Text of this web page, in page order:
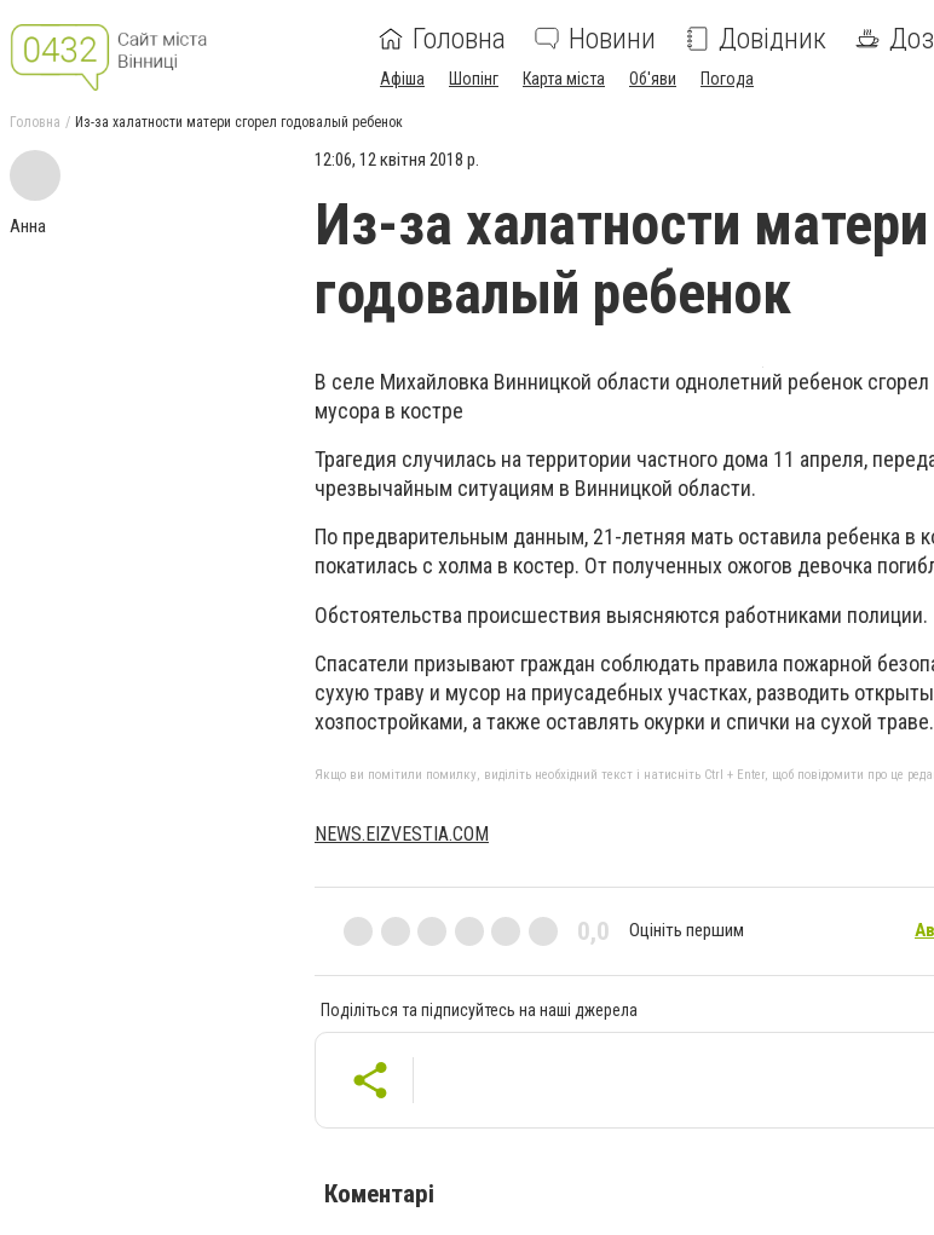
Головна Новини Довідник
Афіша Шопінг Карта міста Об'яви Погода
Головна Из-за халатности матери сгорел годовалый ребенок
Анна
12:06, 12 квітня 2018 р.
Из-за халатности
годовалый ребенок
В селе Михайловка Винницкой области однолетний ребенок
мусора в костре
Трагедия случилась на территории частного дома 11 апреля,
чрезвычайным ситуациям в Винницкой области.
По предварительным данным, 21-летняя мать оставила ребенка в
покатилась с холма в костер. От полученных ожогов девочка
Обстоятельства происшествия выясняются работниками полиции.
Спасатели призывают граждан соблюдать правила пожарной
сухую траву и мусор на приусадебных участках, разводить
хозпостройками, а также оставлять окурки и спички на сухой траве.
Якщо ви помітили помилку, виділіть необхідний текст і натисніть Ctrl + Enter, щоб повідомити про це
NEWS.EIZVESTIA.COM
0,0 Оцініть першим
Поділіться та підписуйтесь на наші джерела
Коментарі